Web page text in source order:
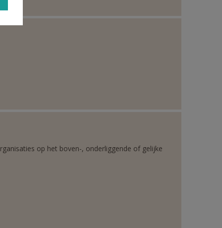
op het boven-, onderliggende of gelijke